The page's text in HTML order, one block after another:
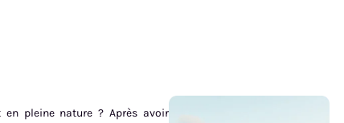
pleine nature ? Après avoir